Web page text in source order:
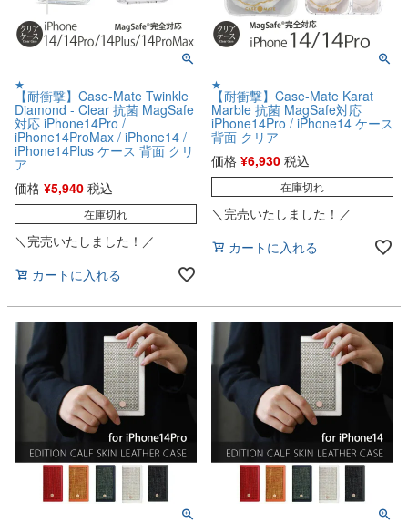
★
【耐衝撃】Case-Mate Twinkle
Diamond - Clear 抗菌 MagSafe
対応 iPhone14Pro /
iPhone14ProMax / iPhone14 /
iPhone14Plus ケース 背面 クリ
ア
価格 ¥5,940 税込
在庫切れ
＼完売いたしました！／
カートに入れる
★
【耐衝撃】Case-Mate Karat
Marble 抗菌 MagSafe対応
iPhone14Pro / iPhone14 ケース
背面 クリア
価格 ¥6,930 税込
在庫切れ
＼完売いたしました！／
カートに入れる